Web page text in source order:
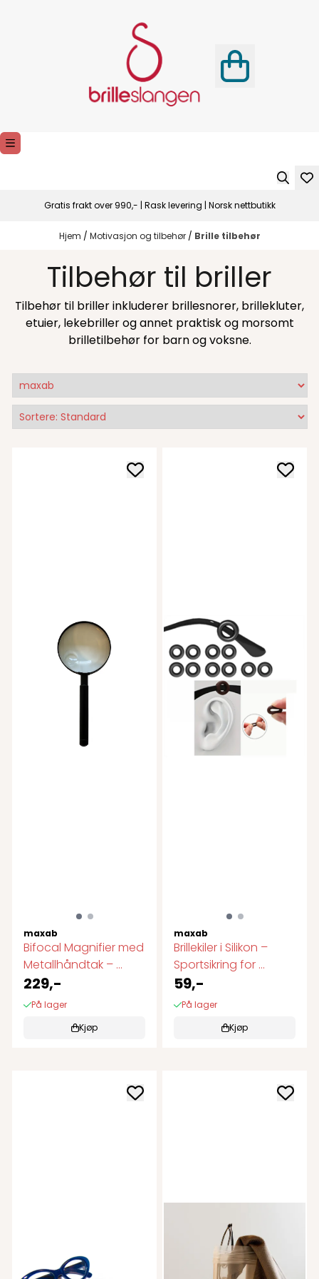
Gratis frakt over 990,- | Rask levering | Norsk nettbutikk
Hjem / Motivasjon og tilbehør / Brille tilbehør
Tilbehør til briller
Tilbehør til briller inkluderer brillesnorer, brillekluter,
etuier, lekebriller og annet praktisk og morsomt
brilletilbehør for barn og voksne.
maxab
Bifocal Magnifier med
Metallhåndtak – ...
229,-
På lager
Kjøp
maxab
Brillekiler i Silikon –
Sportsikring for ...
59,-
På lager
Kjøp